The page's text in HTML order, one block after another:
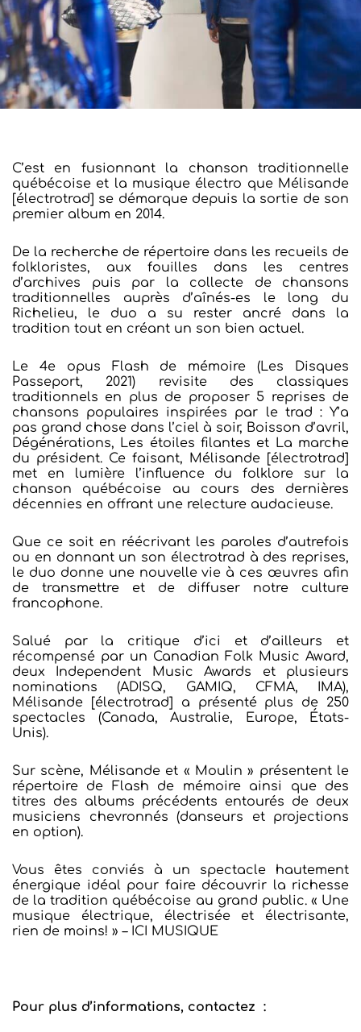
C’est en fusionnant la chanson traditionnelle
québécoise et la musique électro que Mélisande
[électrotrad] se démarque depuis la sortie de son
premier album en 2014.
De la recherche de répertoire dans les recueils de
folkloristes, aux fouilles dans les centres
d’archives puis par la collecte de chansons
traditionnelles auprès d’aînés-es le long du
Richelieu, le duo a su rester ancré dans la
tradition tout en créant un son bien actuel.
Le 4e opus Flash de mémoire (Les Disques
Passeport, 2021) revisite des classiques
traditionnels en plus de proposer 5 reprises de
chansons populaires inspirées par le trad : Y’a
pas grand chose dans l’ciel à soir, Boisson d’avril,
Dégénérations, Les étoiles filantes et La marche
du président. Ce faisant, Mélisande [électrotrad]
met en lumière l’influence du folklore sur la
chanson québécoise au cours des dernières
décennies en offrant une relecture audacieuse.
Que ce soit en réécrivant les paroles d’autrefois
ou en donnant un son électrotrad à des reprises,
le duo donne une nouvelle vie à ces œuvres afin
de transmettre et de diffuser notre culture
francophone.
Salué par la critique d’ici et d’ailleurs et
récompensé par un Canadian Folk Music Award,
deux Independent Music Awards et plusieurs
nominations (ADISQ, GAMIQ, CFMA, IMA),
Mélisande [électrotrad] a présenté plus de 250
spectacles (Canada, Australie, Europe, États-
Unis).
Sur scène, Mélisande et « Moulin » présentent le
répertoire de Flash de mémoire ainsi que des
titres des albums précédents entourés de deux
musiciens chevronnés (danseurs et projections
en option).
Vous êtes conviés à un spectacle hautement
énergique idéal pour faire découvrir la richesse
de la tradition québécoise au grand public. « Une
musique électrique, électrisée et électrisante,
rien de moins! » – ICI MUSIQUE
Pour plus d’informations, contactez :